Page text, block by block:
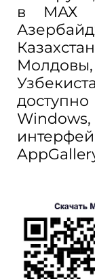
в МАХ